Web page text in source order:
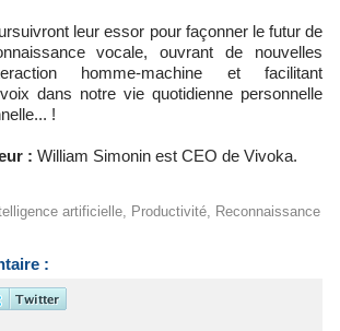
leur essor pour façonner le futur de
vocale, ouvrant de nouvelles
homme-machine et facilitant
dans notre vie quotidienne personnelle
!
: William Simonin est CEO de Vivoka.
artificielle Productivité
Reconnaissance
: